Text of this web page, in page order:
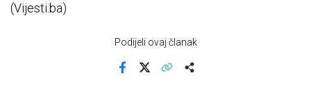
(Vijesti.ba)
Podijeli ovaj članak